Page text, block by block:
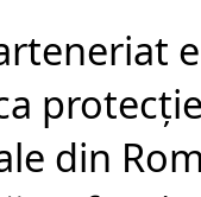
protecț
din